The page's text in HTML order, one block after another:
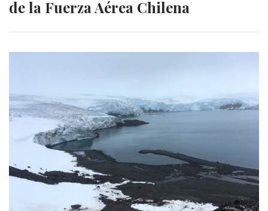
de la Fuerza Aérea Chilena